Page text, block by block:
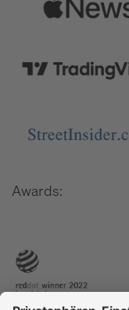
Awards: